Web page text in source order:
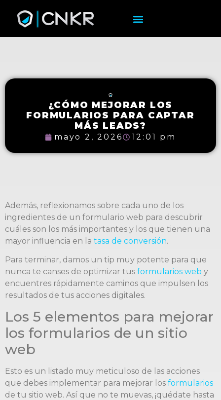
¿CÓMO MEJORAR LOS
FORMULARIOS PARA CAPTAR
MÁS LEADS?
mayo 2, 2026 12:01 pm
Además, reflexionamos sobre cada uno de los
ingredientes de un formulario web para descubrir
cuáles son los más importantes y los que tienen una
mayor influencia en la tasa de conversión.
Para terminar, damos un tip muy potente para que
nunca te canses de optimizar tus formularios web y
encuentres rápidamente caminos que impulsen los
resultados de tus acciones digitales.
Los 5 elementos para mejorar
los formularios de un sitio
web
Esto es un listado muy meticuloso de las acciones
que debes implementar para mejorar los formularios
de tu sitio web. Así que no te muevas, ¡quédate hasta